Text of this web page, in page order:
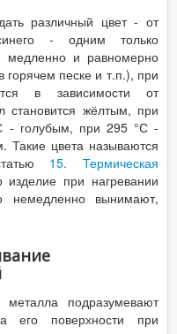
различный цвет - от
- одним только
медленно и равномерно
горячем песке и т.п.), при
в зависимости от
становится жёлтым, при
- голубым, при 295 °С -
цвета называются
15. Термическая
изделие при нагревании
немедленно вынимают,
подразумевают
его поверхности при